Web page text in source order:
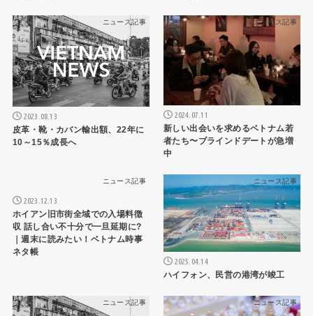
ニュース記事
2023.08.13
皮革・靴・カバン輸出額、22年に
10～15％成長へ
ニュース記事
2024.07.11
新しい出会いを求めるベトナム若
者たち〜ブラインドデートが急増
中
ニュース記事
2023.12.13
ホイアン旧市街全域での入場料徴
収 話し合い不十分で一旦延期に?
｜週末に読みたい！ベトナム時事
ネタ帳
ニュース記事
2025.04.14
ハイフォン、民営の港湾が竣工
ニュース記事 ニュース記事